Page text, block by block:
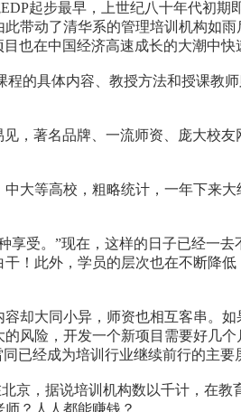
起步最早，上世纪八十年代初期
带动了清华系的管理培训机构如雨
也在中国经济高速成长的大潮中快
的具体内容、教授方法和授课教师
，著名品牌、一流师资、庞大校友
大等高校，粗略统计，一年下来大
受。”现在，这样的日子已经一去
！此外，学员的层次也在不断降低
却大同小异，师资也相互客串。如
风险，开发一个新项目需要好几个
已经成为培训行业继续前行的主要
京，据说培训机构数以千计，在教
？人人都能赚钱？